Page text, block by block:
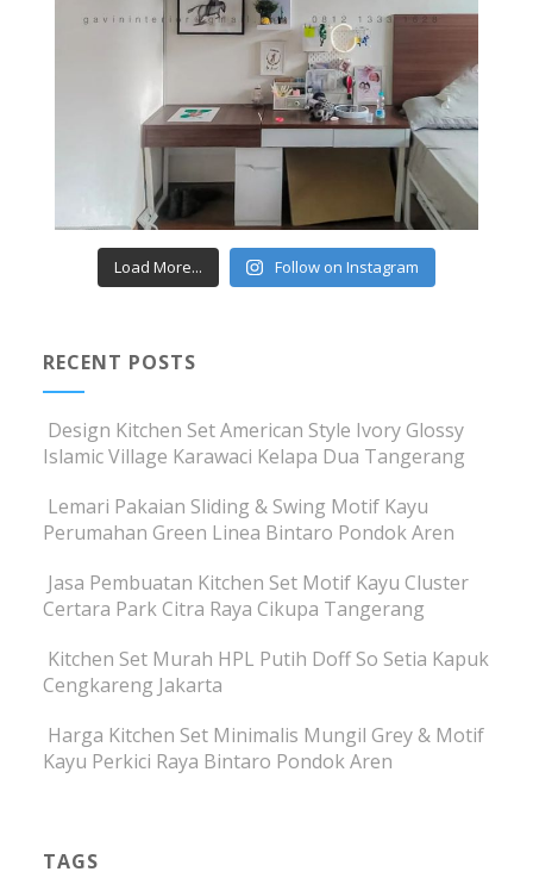
Load More... Follow on Instagram
RECENT POSTS
Design Kitchen Set American Style Ivory Glossy
Islamic Village Karawaci Kelapa Dua Tangerang
Lemari Pakaian Sliding & Swing Motif Kayu
Perumahan Green Linea Bintaro Pondok Aren
Jasa Pembuatan Kitchen Set Motif Kayu Cluster
Certara Park Citra Raya Cikupa Tangerang
Kitchen Set Murah HPL Putih Doff So Setia Kapuk
Cengkareng Jakarta
Harga Kitchen Set Minimalis Mungil Grey & Motif
Kayu Perkici Raya Bintaro Pondok Aren
TAGS